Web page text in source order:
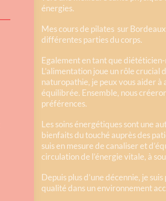
énergies.
Mes cours de pilates sur
différentes parties du corps.
Egalement en tant que
L’alimentation joue un rôle crucial
naturopathie, je peux vous aider
équilibrée. Ensemble, nous
préférences.
Les soins énergétiques sont une
bienfaits du touché auprès des
suis en mesure de canaliser et
circulation de l’énergie vitale, à
Depuis plus d’une décennie, je
qualité dans un environnement